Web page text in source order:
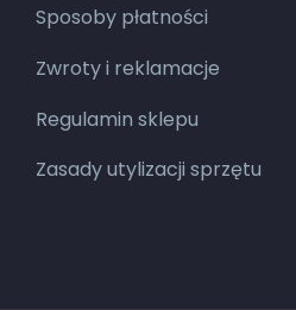
Sposoby płatności
Zwroty i reklamacje
Regulamin sklepu
Zasady utylizacji sprzętu